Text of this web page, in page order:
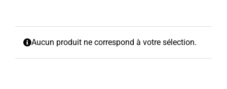
Aucun produit ne correspond à votre sélection.